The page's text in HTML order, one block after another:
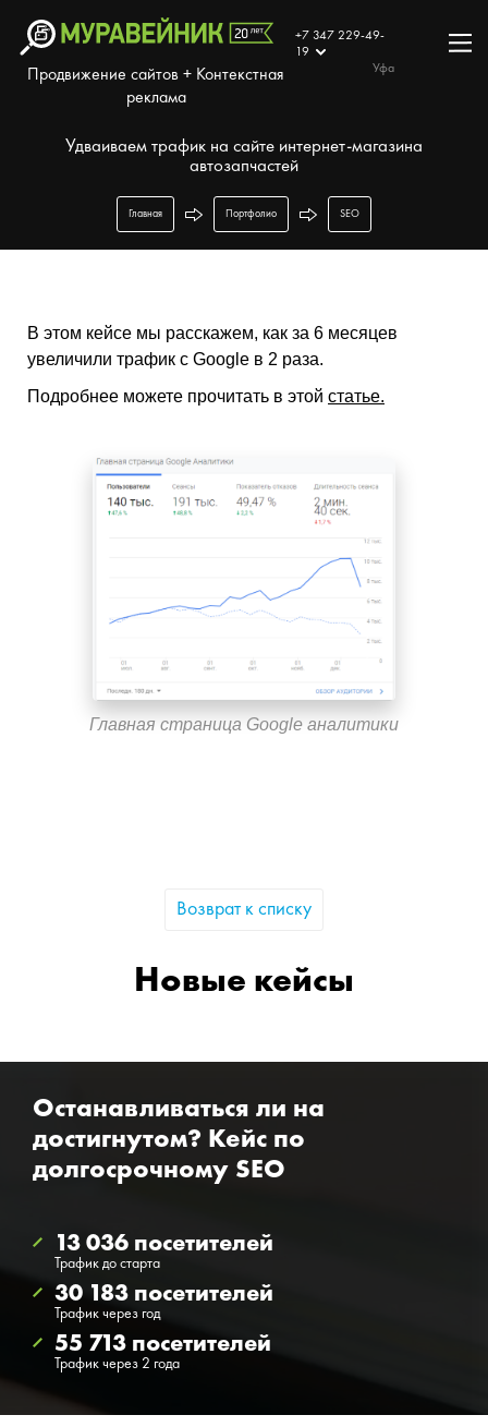
Продвижение сайтов + Контекстная
реклама
+7 347 229-49-
19
Уфа
Удваиваем трафик на сайте интернет-магазина
автозапчастей
Главная Портфолио SEO
В этом кейсе мы расскажем, как за 6 месяцев
увеличили трафик с Google в 2 раза.
Подробнее можете прочитать в этой статье.
Главная страница Google аналитики
Возврат к списку
Новые кейсы
13 036 посетителей
Трафик до старта
30 183 посетителей
Трафик через год
55 713 посетителей
Трафик через 2 года
Останавливаться ли на
достигнутом? Кейс по
долгосрочному SEO